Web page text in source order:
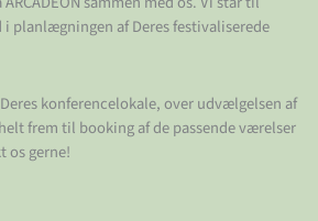
i planlægningen af Deres festivaliserede
konferencelokale, over udvælgelsen af
frem til booking af de passende værelser
os gerne!